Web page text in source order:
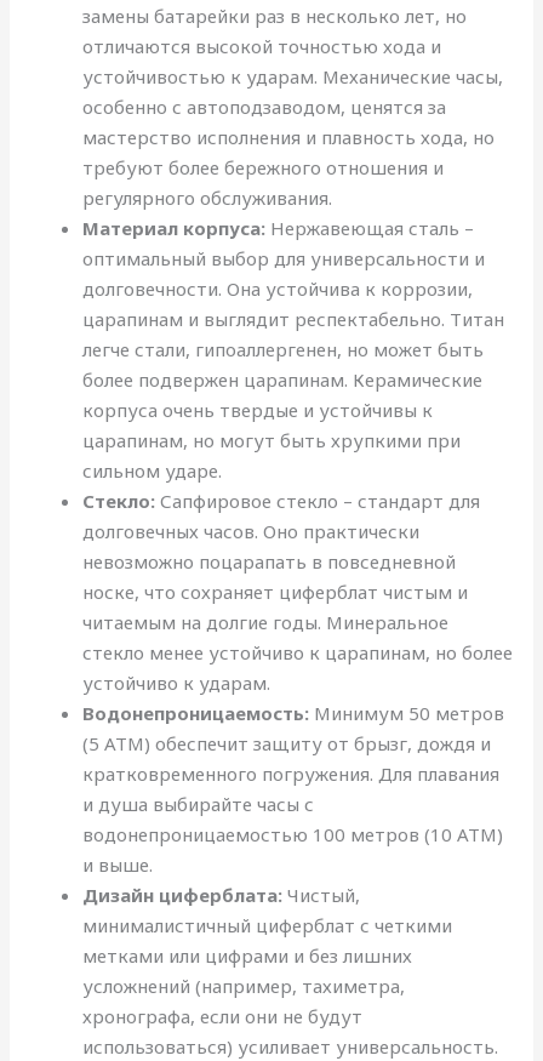
замены батарейки раз в несколько лет, но
отличаются высокой точностью хода и
устойчивостью к ударам. Механические часы,
особенно с автоподзаводом, ценятся за
мастерство исполнения и плавность хода, но
требуют более бережного отношения и
регулярного обслуживания.
Материал корпуса: Нержавеющая сталь –
оптимальный выбор для универсальности и
долговечности. Она устойчива к коррозии,
царапинам и выглядит респектабельно. Титан
легче стали, гипоаллергенен, но может быть
более подвержен царапинам. Керамические
корпуса очень твердые и устойчивы к
царапинам, но могут быть хрупкими при
сильном ударе.
Стекло: Сапфировое стекло – стандарт для
долговечных часов. Оно практически
невозможно поцарапать в повседневной
носке, что сохраняет циферблат чистым и
читаемым на долгие годы. Минеральное
стекло менее устойчиво к царапинам, но более
устойчиво к ударам.
Водонепроницаемость: Минимум 50 метров
(5 ATM) обеспечит защиту от брызг, дождя и
кратковременного погружения. Для плавания
и душа выбирайте часы с
водонепроницаемостью 100 метров (10 ATM)
и выше.
Дизайн циферблата: Чистый,
минималистичный циферблат с четкими
метками или цифрами и без лишних
усложнений (например, тахиметра,
хронографа, если они не будут
использоваться) усиливает универсальность.